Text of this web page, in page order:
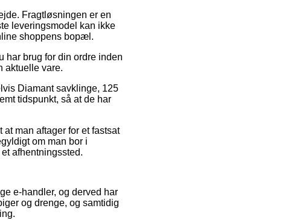
Fragtløsningen er en
leveringsmodel kan ikke
shoppens bopæl.
brug for din ordre inden
aktuelle vare.
Diamant savklinge, 125
tidspunkt, så at de har
man aftager for et fastsat
om man bor i
afhentningssted.
e-handler, og derved har
og drenge, og samtidig